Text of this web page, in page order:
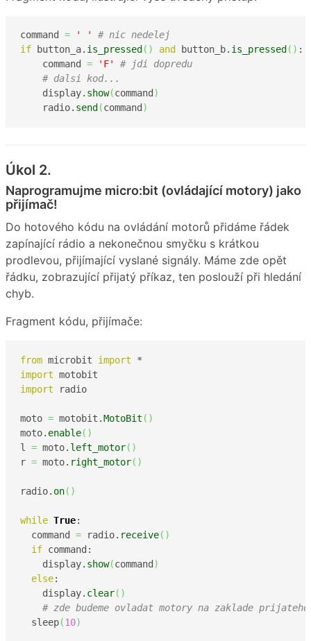
command = ' '
# nic nedelej
if button_a. is_pressed ( ) and button_b. is_pressed ( ) :
    command
= 'F'
# jdi dopredu
# dalsi kod...
    display.
show(command )
    radio.
send (command )
Úkol 2.
Naprogramujme micro:bit (ovládající motory) jako
přijímač!
Do hotového kódu na ovládání motorů přidáme řádek
zapínající rádio a nekonečnou smyčku s krátkou
prodlevou, přijímající vyslané signály. Máme zde opět
řádku, zobrazující přijatý příkaz, ten poslouží při hledání
chyb.
Fragment kódu, přijímače:
from microbit import
import
import radio
moto = motobit.MotoBit ( )
moto. enable( )
l = moto. left_motor( )
r = moto. right_motor( )
radio. on( )
while True:
  command
= radio. receive( )
if command:
    display.
show(command)
else:
    display.
clear( )
# zde budeme ovladat motory na zaklade prijateho
  sleep
(10)